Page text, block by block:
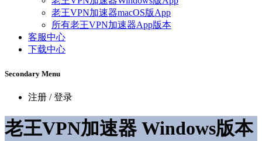
老王VPN加速器macOS版App
所有老王VPN加速器App版本
客服中心
下载中心
Secondary Menu
注册 / 登录
老王VPN加速器 Windows版本